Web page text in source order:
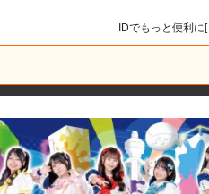
IDでもっと便利に[